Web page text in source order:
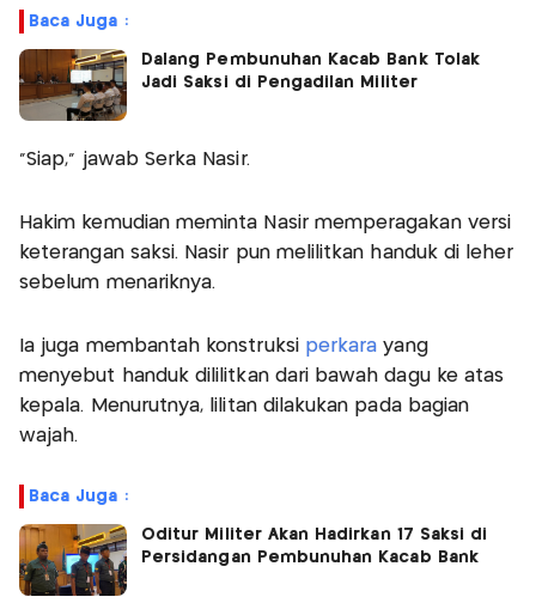
Baca Juga :
Dalang Pembunuhan Kacab Bank Tolak
Jadi Saksi di Pengadilan Militer
"Siap," jawab Serka Nasir.
Hakim kemudian meminta Nasir memperagakan versi
keterangan saksi. Nasir pun melilitkan handuk di leher
sebelum menariknya.
Ia juga membantah konstruksi perkara yang
menyebut handuk dililitkan dari bawah dagu ke atas
kepala. Menurutnya, lilitan dilakukan pada bagian
wajah.
Baca Juga :
Oditur Militer Akan Hadirkan 17 Saksi di
Persidangan Pembunuhan Kacab Bank